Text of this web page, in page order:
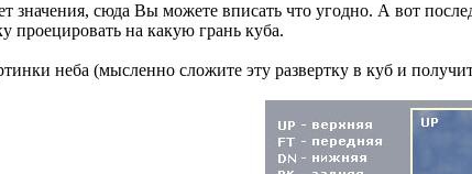
значения, сюда Вы можете вписать что угодно. А вот
проецировать на какую грань куба.
неба (мысленно сложите эту развертку в куб и